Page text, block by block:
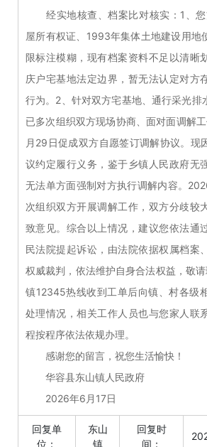
经实地核查、档案比对核实：1、您
屋所有权证、1993年集体土地建设用地
限标注模糊，现有档案资料不足以清晰
庆户宅基地法定边界，暂无法认定对方
行为。2、针对双方宅基地、通行采光排
已多次组织双方现场协商、面对面调解
月29日促成双方自愿签订调解协议。现
议约定履行义务，鉴于乡镇人民政府无
无法单方面强制对方执行调解内容。
次组织双方开展调解工作，双方分歧较
致意见。综合以上情况，建议您依法通
民法院提起诉讼，由法院依据权属档案
权威裁判，依法维护自身合法权益，敬
镇12345热线收到工单后向镇、村各级
处理情况，相关工作人员也与您家人联
程按程序依法依规办理。
感谢您的留言，祝您生活愉快！
华容县东山镇人民政府
2026年6月17日
回复单
位：
东山
镇
回复时
间：